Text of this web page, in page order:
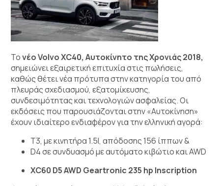
Τονέο Volvo XC40, Αυτοκίνητο της Χρονιάς 2018,
σημειώνει εξαιρετική επιτυχία στις πωλήσεις,
καθώς θέτει νέα πρότυπα στην κατηγορία του από
πλευράς σχεδιασμού, εξατομίκευσης,
συνδεσιμότητας και τεχνολογιών ασφαλείας. Οι
εκδόσεις που παρουσιάζονται στην «Αυτοκίνηση»
έχουν ιδιαίτερο ενδιαφέρον για την ελληνική αγορά:
Τ3, με κινητήρα 1.5l, απόδοσης 156 ίππων &
D4 σε συνδυασμό με αυτόματο κιβώτιο και AWD
XC60 D5 AWD Geartronic 235 hp Inscription